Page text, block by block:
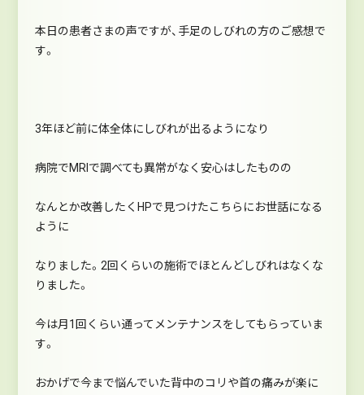
本日の患者さまの声ですが、手足のしびれの方のご感想で
す。
3年ほど前に体全体にしびれが出るようになり
病院でMRIで調べても異常がなく安心はしたものの
なんとか改善したくHPで見つけたこちらにお世話になる
ように
なりました。2回くらいの施術でほとんどしびれはなくな
りました。
今は月1回くらい通ってメンテナンスをしてもらっていま
す。
おかげで今まで悩んでいた背中のコリや首の痛みが楽に